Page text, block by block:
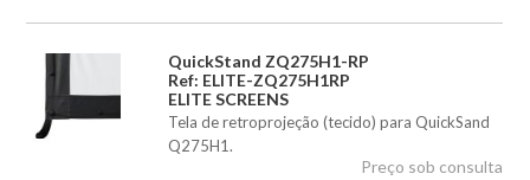
QuickStand ZQ275H1-RP
Ref: ELITE-ZQ275H1RP
ELITE SCREENS
Tela de retroprojeção (tecido) para QuickSand
Q275H1.
Preço sob consulta